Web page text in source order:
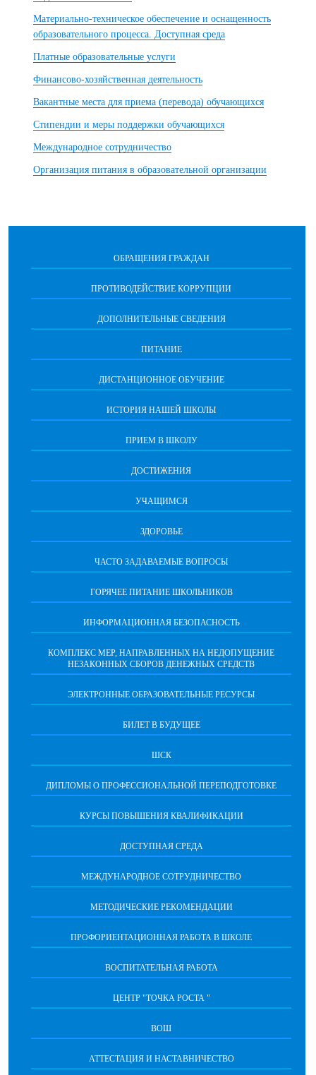
Материально-техническое обеспечение и оснащенность
образовательного процесса. Доступная среда
Платные образовательные услуги
Финансово-хозяйственная деятельность
Вакантные места для приема (перевода) обучающихся
Стипендии и меры поддержки обучающихся
Международное сотрудничество
Организация питания в образовательной организации
ОБРАЩЕНИЯ ГРАЖДАН
ПРОТИВОДЕЙСТВИЕ КОРРУПЦИИ
ДОПОЛНИТЕЛЬНЫЕ СВЕДЕНИЯ
ПИТАНИЕ
ДИСТАНЦИОННОЕ ОБУЧЕНИЕ
ИСТОРИЯ НАШЕЙ ШКОЛЫ
ПРИЕМ В ШКОЛУ
ДОСТИЖЕНИЯ
УЧАЩИМСЯ
ЗДОРОВЬЕ
ЧАСТО ЗАДАВАЕМЫЕ ВОПРОСЫ
ГОРЯЧЕЕ ПИТАНИЕ ШКОЛЬНИКОВ
ИНФОРМАЦИОННАЯ БЕЗОПАСНОCТЬ
КОМПЛЕКС МЕР, НАПРАВЛЕННЫХ НА НЕДОПУЩЕНИЕ
НЕЗАКОННЫХ СБОРОВ ДЕНЕЖНЫХ СРЕДСТВ
ЭЛЕКТРОННЫЕ ОБРАЗОВАТЕЛЬНЫЕ РЕСУРСЫ
БИЛЕТ В БУДУЩЕЕ
ШСК
ДИПЛОМЫ О ПРОФЕССИОНАЛЬНОЙ ПЕРЕПОДГОТОВКЕ
КУРСЫ ПОВЫШЕНИЯ КВАЛИФИКАЦИИ
ДОСТУПНАЯ СРЕДА
МЕЖДУНАРОДНОЕ СОТРУДНИЧЕСТВО
МЕТОДИЧЕСКИЕ РЕКОМЕНДАЦИИ
ПРОФОРИЕНТАЦИОННАЯ РАБОТА В ШКОЛЕ
ВОСПИТАТЕЛЬНАЯ РАБОТА
ЦЕНТР "ТОЧКА РОСТА "
ВОШ
АТТЕСТАЦИЯ И НАСТАВНИЧЕСТВО